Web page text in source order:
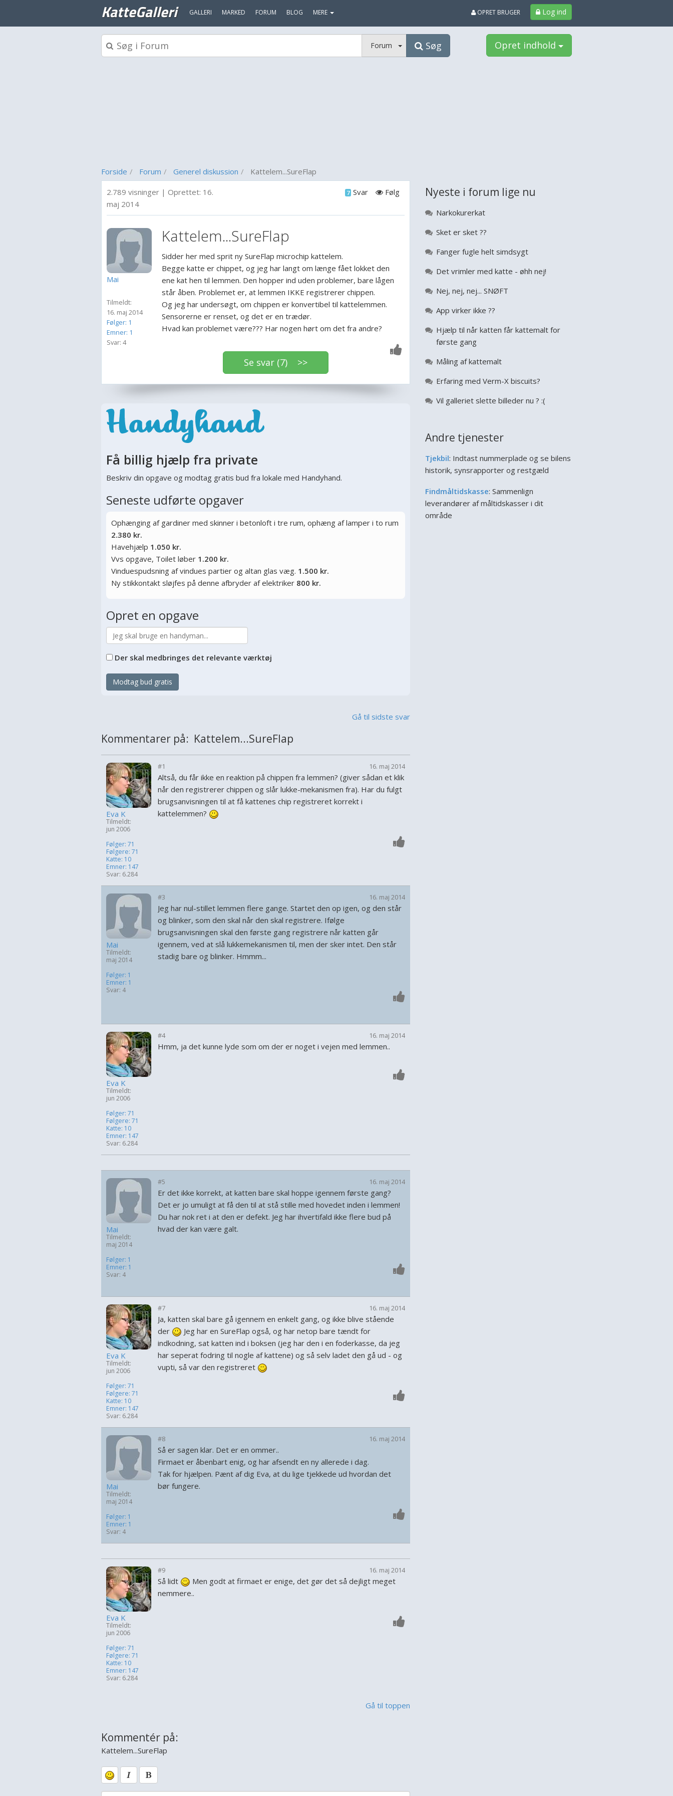
KatteGalleri GALLERI MARKED FORUM BLOG MERE Log ind
OPRET BRUGER
Forum Søg Opret indhold
Forside Forum Generel diskussion Kattelem...SureFlap
2.789 visninger | Oprettet: 16.
maj 2014
Følg
7 Svar
Mai
Tilmeldt:
16. maj 2014
Følger: 1
Emner: 1
Svar: 4
Kattelem...SureFlap
Sidder her med sprit ny SureFlap microchip kattelem.
Begge katte er chippet, og jeg har langt om længe fået lokket den
ene kat hen til lemmen. Den hopper ind uden problemer, bare lågen
står åben. Problemet er, at lemmen IKKE registrerer chippen.
Og jeg har undersøgt, om chippen er konvertibel til kattelemmen.
Sensorerne er renset, og det er en trædør.
Hvad kan problemet være??? Har nogen hørt om det fra andre?
Se svar (7) >>
Få billig hjælp fra private
Beskriv din opgave og modtag gratis bud fra lokale med Handyhand.
Seneste udførte opgaver
Ophænging af gardiner med skinner i betonloft i tre rum, ophæng af lamper i to rum
2.380 kr.
Havehjælp 1.050 kr.
Vvs opgave, Toilet løber 1.200 kr.
Vinduespudsning af vindues partier og altan glas væg. 1.500 kr.
Ny stikkontakt sløjfes på denne afbryder af elektriker 800 kr.
Opret en opgave
Der skal medbringes det relevante værktøj
Modtag bud gratis
Gå til sidste svar
Kommentarer på: Kattelem...SureFlap
Eva K
Tilmeldt:
jun 2006
Følger: 71
Følgere: 71
Katte: 10
Emner: 147
Svar: 6.284
#1 16. maj 2014
Altså, du får ikke en reaktion på chippen fra lemmen? (giver sådan et klik
når den registrerer chippen og slår lukke-mekanismen fra). Har du fulgt
brugsanvisningen til at få kattenes chip registreret korrekt i
kattelemmen?
Mai
Tilmeldt:
maj 2014
Følger: 1
Emner: 1
Svar: 4
#3 16. maj 2014
Jeg har nul-stillet lemmen flere gange. Startet den op igen, og den står
og blinker, som den skal når den skal registrere. Ifølge
brugsanvisningen skal den første gang registrere når katten går
igennem, ved at slå lukkemekanismen til, men der sker intet. Den står
stadig bare og blinker. Hmmm...
Eva K
Tilmeldt:
jun 2006
Følger: 71
Følgere: 71
Katte: 10
Emner: 147
Svar: 6.284
#4 16. maj 2014
Hmm, ja det kunne lyde som om der er noget i vejen med lemmen..
Mai
Tilmeldt:
maj 2014
Følger: 1
Emner: 1
Svar: 4
#5 16. maj 2014
Er det ikke korrekt, at katten bare skal hoppe igennem første gang?
Det er jo umuligt at få den til at stå stille med hovedet inden i lemmen!
Du har nok ret i at den er defekt. Jeg har ihvertifald ikke flere bud på
hvad der kan være galt.
Eva K
Tilmeldt:
jun 2006
Følger: 71
Følgere: 71
Katte: 10
Emner: 147
Svar: 6.284
#7 16. maj 2014
Ja, katten skal bare gå igennem en enkelt gang, og ikke blive stående
der
Jeg har en SureFlap også, og har netop bare tændt for
indkodning, sat katten ind i boksen (jeg har den i en foderkasse, da jeg
har seperat fodring til nogle af kattene) og så selv ladet den gå ud - og
vupti, så var den registreret
Mai
Tilmeldt:
maj 2014
Følger: 1
Emner: 1
Svar: 4
#8 16. maj 2014
Så er sagen klar. Det er en ommer..
Firmaet er åbenbart enig, og har afsendt en ny allerede i dag.
Tak for hjælpen. Pænt af dig Eva, at du lige tjekkede ud hvordan det
bør fungere.
Eva K
Tilmeldt:
jun 2006
Følger: 71
Følgere: 71
Katte: 10
Emner: 147
Svar: 6.284
#9 16. maj 2014
Så lidt
Men godt at firmaet er enige, det gør det så dejligt meget
nemmere..
Gå til toppen
Kommentér på:
Kattelem...SureFlap
Nyeste i forum lige nu
Narkokurerkat
Sket er sket ??
Fanger fugle helt simdsygt
Det vrimler med katte - øhh nej!
Nej, nej, nej... SNØFT
App virker ikke ??
Hjælp til når katten får kattemalt for
første gang
Måling af kattemalt
Erfaring med Verm-X biscuits?
Vil galleriet slette billeder nu ? :(
Andre tjenester
Tjekbil: Indtast nummerplade og se bilens
historik, synsrapporter og restgæld
Findmåltidskasse: Sammenlign
leverandører af måltidskasser i dit
område